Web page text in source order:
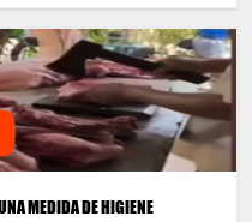
MEDIDA DE HIGIENE